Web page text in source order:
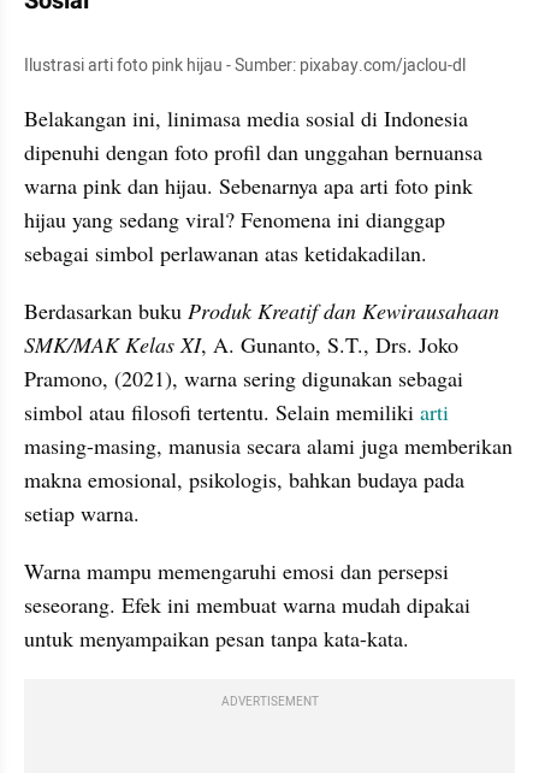
Ilustrasi arti foto pink hijau - Sumber: pixabay.com/jaclou-dl
Belakangan ini, linimasa media sosial di Indonesia
dipenuhi dengan foto profil dan unggahan bernuansa
warna pink dan hijau. Sebenarnya apa arti foto pink
hijau yang sedang viral? Fenomena ini dianggap
sebagai simbol perlawanan atas ketidakadilan.
Berdasarkan buku Produk Kreatif dan Kewirausahaan
SMK/MAK Kelas XI, A. Gunanto, S.T., Drs. Joko
Pramono, (2021), warna sering digunakan sebagai
simbol atau filosofi tertentu. Selain memiliki
masing-masing, manusia secara alami juga memberikan
makna emosional, psikologis, bahkan budaya pada
setiap warna.
Warna mampu memengaruhi emosi dan persepsi
seseorang. Efek ini membuat warna mudah dipakai
untuk menyampaikan pesan tanpa kata-kata.
ADVERTISEMENT